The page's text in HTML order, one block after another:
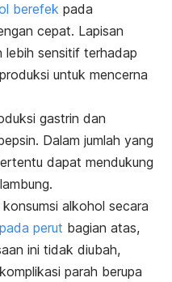
berefek pada
cepat. Lapisan
lebih sensitif terhadap
untuk mencerna
gastrin dan
Dalam jumlah yang
dapat mendukung
alkohol secara
perut bagian atas,
ini tidak diubah,
parah berupa